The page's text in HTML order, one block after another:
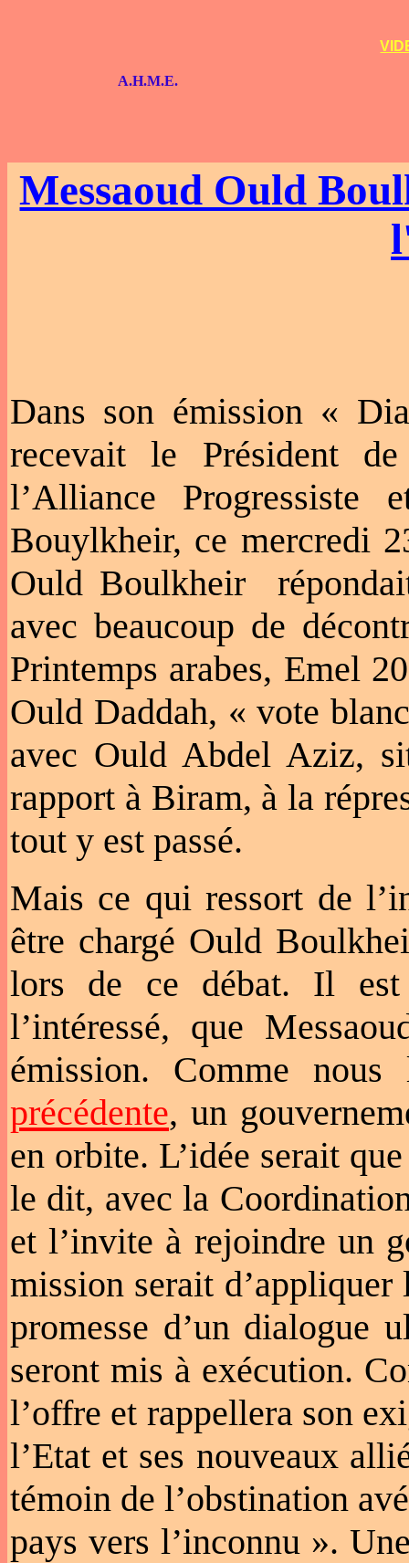
A.H.M.E.
Messaoud Ould
Dans son émission «
recevait le Président
l’Alliance Progressiste
Bouylkheir, ce mercredi
Ould Boulkheir
avec beaucoup de
Printemps arabes, Emel
Ould Daddah, « vote
avec Ould Abdel Aziz,
rapport à Biram, à la
tout y est passé.
Mais ce qui ressort de
être chargé Ould
lors de ce débat. Il est
l’intéressé, que
émission. Comme
précédente, un
en orbite. L’idée serait
le dit, avec la
et l’invite à rejoindre un
mission serait
promesse d’un dialogue
seront mis à exécution.
l’offre et rappellera son
l’Etat et ses nouveaux
témoin de l’obstination
pays vers l’inconnu ».